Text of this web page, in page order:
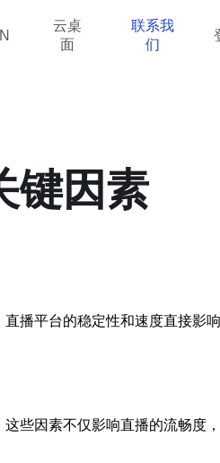
云桌
面
联系我
们
键因素
播平台的稳定性和速度直接影
这些因素不仅影响直播的流畅度